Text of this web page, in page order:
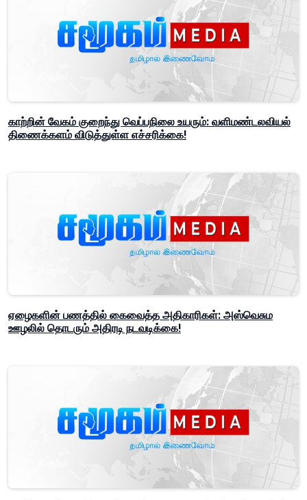
காற்றின் வேகம் குறைந்து வெப்பநிலை உயரும்: வளிமண்டலவியல்
திணைக்களம் விடுத்துள்ள எச்சரிக்கை!
ஏழைகளின் பணத்தில் கைவைத்த அதிகாரிகள்: அஸ்வெசும
ஊழலில் தொடரும் அதிரடி நடவடிக்கை!